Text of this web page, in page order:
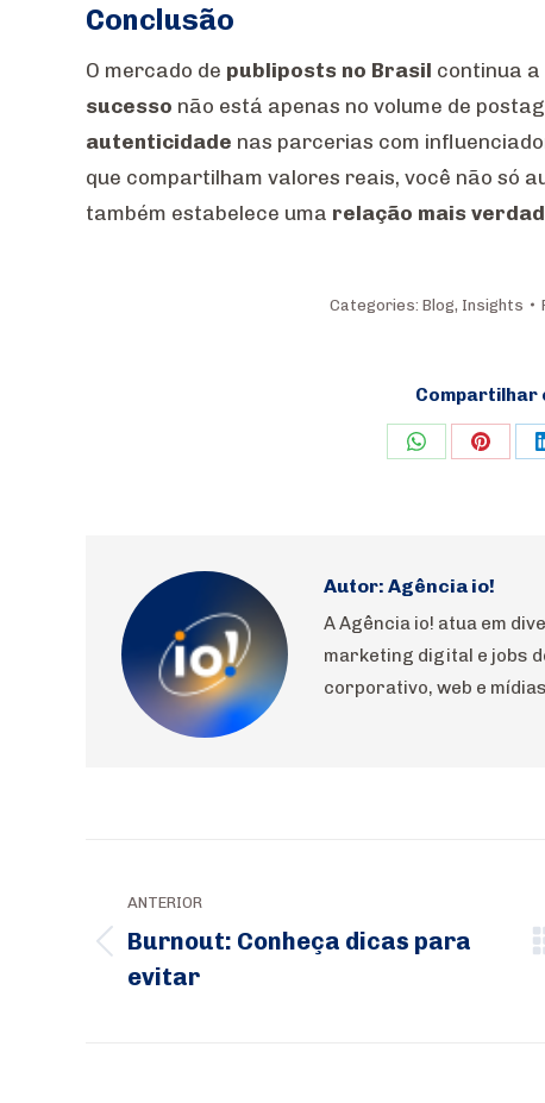
Conclusão
O mercado de publiposts no Brasil continua
sucesso não está apenas no volume de
autenticidade nas parcerias com
que compartilham valores reais, você não só
também estabelece uma relação mais
Categories: Blog, Insights
Compartilhar
Share Share
Autor: Agência io!
A Agência io! atua em
marketing digital e jobs
corporativo, web e
de
post:
ANTERIOR
Burnout: Conheça dicas para
evitar